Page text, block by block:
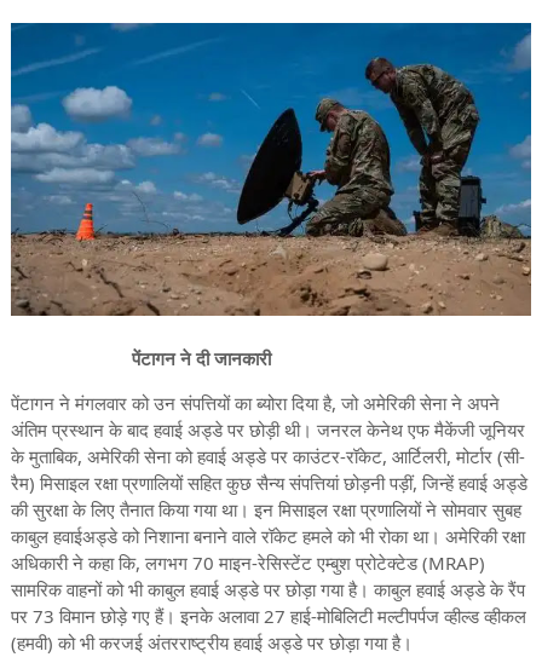
पेंटागन ने दी जानकारी
पेंटागन ने मंगलवार को उन संपत्तियों का ब्योरा दिया है, जो अमेरिकी सेना ने अपने
अंतिम प्रस्थान के बाद हवाई अड्डे पर छोड़ी थी। जनरल केनेथ एफ मैकेंजी जूनियर
के मुताबिक, अमेरिकी सेना को हवाई अड्डे पर काउंटर-रॉकेट, आर्टिलरी, मोर्टार (सी-
रैम) मिसाइल रक्षा प्रणालियों सहित कुछ सैन्य संपत्तियां छोड़नी पड़ीं, जिन्हें हवाई अड्डे
की सुरक्षा के लिए तैनात किया गया था। इन मिसाइल रक्षा प्रणालियों ने सोमवार सुबह
काबुल हवाईअड्डे को निशाना बनाने वाले रॉकेट हमले को भी रोका था। अमेरिकी रक्षा
अधिकारी ने कहा कि, लगभग 70 माइन-रेसिस्टेंट एम्बुश प्रोटेक्टेड (MRAP)
सामरिक वाहनों को भी काबुल हवाई अड्डे पर छोड़ा गया है। काबुल हवाई अड्डे के रैंप
पर 73 विमान छोड़े गए हैं। इनके अलावा 27 हाई-मोबिलिटी मल्टीपर्पज व्हील्ड व्हीकल
(हमवी) को भी करजई अंतरराष्ट्रीय हवाई अड्डे पर छोड़ा गया है।